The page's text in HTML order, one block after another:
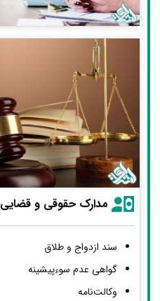
مدارک حقوقی و قضایی
سند ازدواج و طلاق
گواهی عدم سوءپیشینه
وکالت‌نامه